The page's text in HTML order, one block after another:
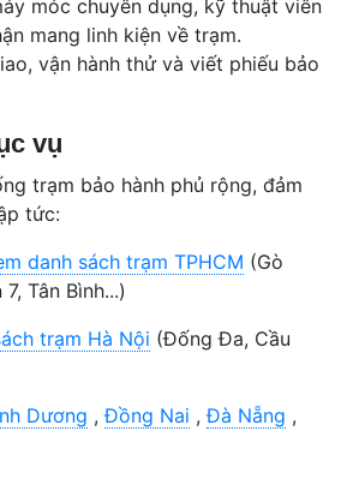
móc chuyên dụng, kỹ thuật viên
mang linh kiện về trạm.
vận hành thử và viết phiếu bảo
vụ
trạm bảo hành phủ rộng, đảm
tức:
danh sách trạm TPHCM (Gò
Tân Bình...)
trạm Hà Nội (Đống Đa, Cầu
Dương ,Đồng Nai ,Đà Nẵng ,